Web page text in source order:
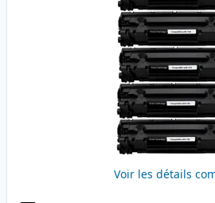
Voir les détails